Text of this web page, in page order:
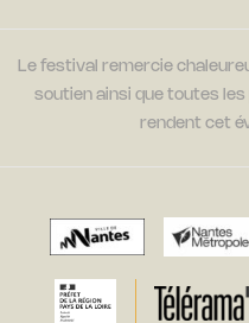
Le festival remercie
soutien ainsi que toutes les
rendent cet